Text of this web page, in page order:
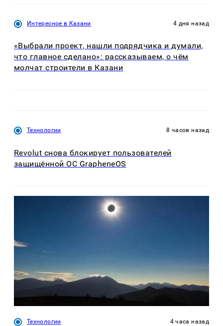
Интересное в Казани 4 дня назад
«Выбрали проект, нашли подрядчика и думали,
что главное сделано»: рассказываем, о чём
молчат строители в Казани
Технологии 8 часов назад
Revolut снова блокирует пользователей
защищённой ОС GrapheneOS
Технологии 4 часа назад